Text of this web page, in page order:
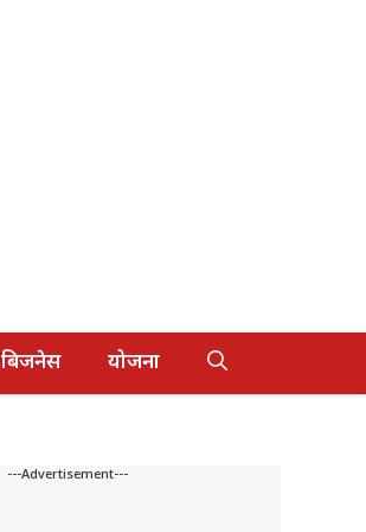
बिजनेस योजना
---Advertisement---